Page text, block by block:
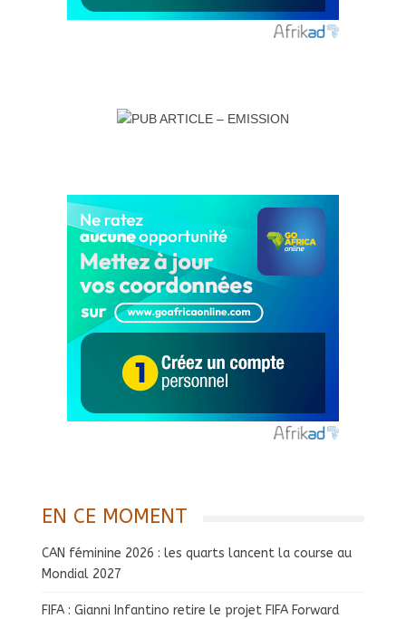
EN CE MOMENT
CAN féminine 2026 : les quarts lancent la course au
Mondial 2027
FIFA : Gianni Infantino retire le projet FIFA Forward